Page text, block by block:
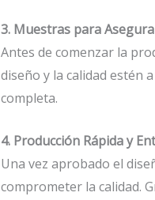
3. Muestras para
Antes de comenzar la
diseño y la calidad estén
completa.
4. Producción Rápida y
Una vez aprobado el
comprometer la calidad.